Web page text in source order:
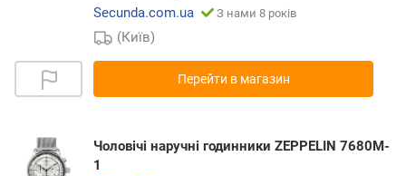
Secunda.com.ua
З нами 8 років
(Київ)
Перейти в магазин
Чоловічі наручні годинники ZEPPELIN 7680M-
1